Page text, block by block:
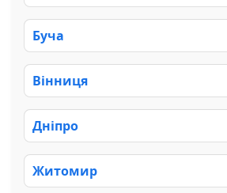
Буча
Вінниця
Дніпро
Житомир